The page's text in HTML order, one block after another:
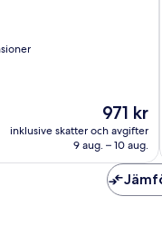
Priset
är
971 kr
971 kr
inklusive skatter och avgifter
9 aug. – 10 aug.